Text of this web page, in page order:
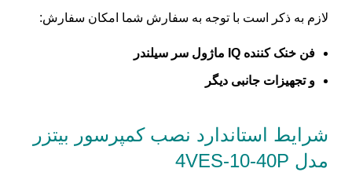
لازم به ذکر است با توجه به سفارش شما امکان سفارش:
فن خنک کننده IQ ماژول سر سیلندر
و تجهیزات جانبی دیگر
شرایط استاندارد نصب کمپرسور بیتزر
مدل 4VES-10-40P